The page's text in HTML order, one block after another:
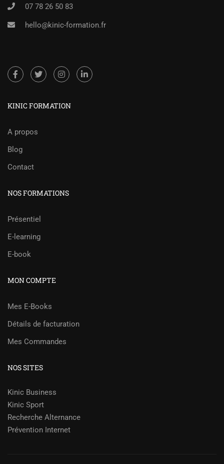
07 78 26 50 83
hello@kinic-formation.fr
KINIC FORMATION
A propos
Blog
Contact
NOS FORMATIONS
Présentiel
E-learning
E-book
MON COMPTE
Mes E-Books
Détails de facturation
Mes Commandes
NOS SITES
Kinic Business
Kinic Sport
Recherche Alternance
Prévention Internet